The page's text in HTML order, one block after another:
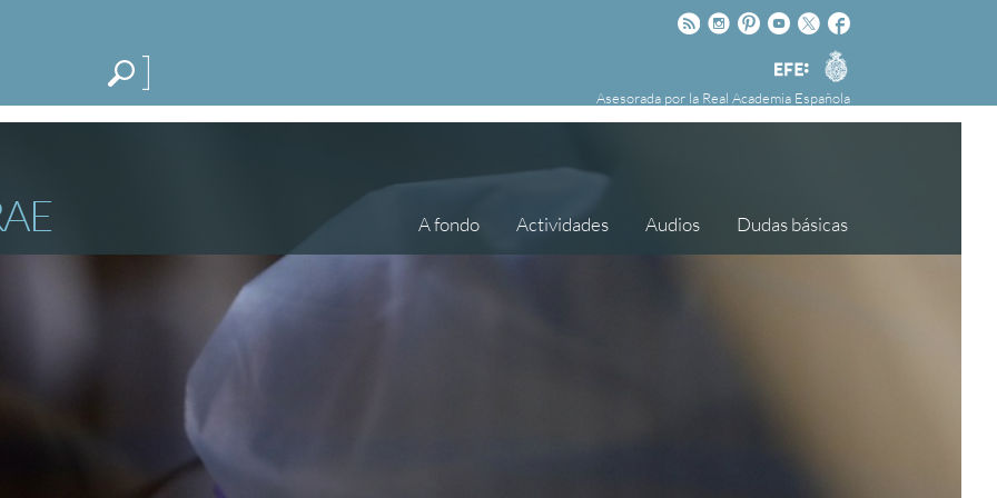
Facebook
Twitter
Youtube
Pinteres
Instagram
Rss
Agencia
EFE
Asesorada por la Real Academia Española
ESPECIALES
la Agencia Efe y la Real Academia Española,
español en los medios de comunicación y en
Internet.
A fondo Actividades Audios Dudas básicas